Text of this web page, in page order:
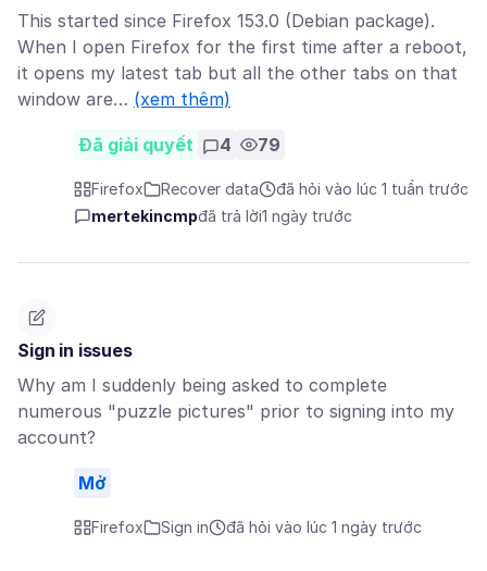
This started since Firefox 153.0 (Debian package).
When I open Firefox for the first time after a reboot,
it opens my latest tab but all the other tabs on that
window are… (xem thêm)
Đã giải quyết 4 79
Firefox Recover data
đã hỏi vào lúc 1 tuần trước
mertekincmpđã trả lời1 ngày trước
Sign in issues
Why am I suddenly being asked to complete
numerous "puzzle pictures" prior to signing into my
account?
Mở
Firefox Sign in đã hỏi vào lúc 1 ngày trước